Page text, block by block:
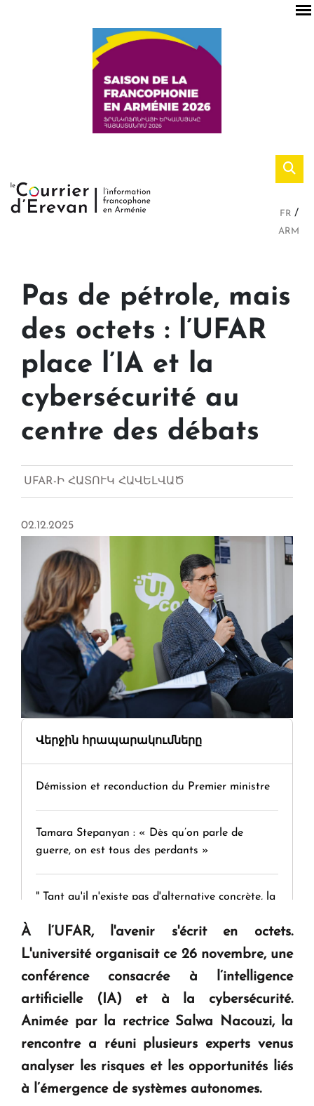
FR
ARM
Pas de pétrole, mais
des octets : l’UFAR
place l’IA et la
cybersécurité au
centre des débats
UFAR-Ի ՀԱՏՈՒԿ ՀԱՎԵԼՎԱԾ
02.12.2025
Վերջին հրապարակումները
Démission et reconduction du Premier ministre
Tamara Stepanyan : « Dès qu’on parle de
guerre, on est tous des perdants »
" Tant qu'il n'existe pas d'alternative concrète, la
KASA : 30 ans d'audace, de résilience et d'avenir
en Arménie
Le premier hôtel Hyatt Regency d'Arménie
ouvrira ses portes à Dilijan
À l’UFAR, l'avenir s'écrit en octets.
L'université organisait ce 26 novembre, une
conférence consacrée à l’intelligence
artificielle (IA) et à la cybersécurité.
Animée par la rectrice Salwa Nacouzi, la
rencontre a réuni plusieurs experts venus
analyser les risques et les opportunités liés
à l’émergence de systèmes autonomes.